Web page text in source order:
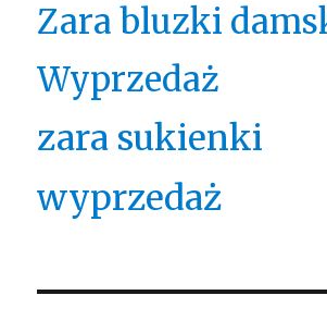
Zara bluzki
Wyprzedaż
zara sukienki
wyprzedaż